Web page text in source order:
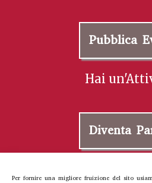
Per fornire una migliore fruizione del sito
Pubblica
Hai
Diventa